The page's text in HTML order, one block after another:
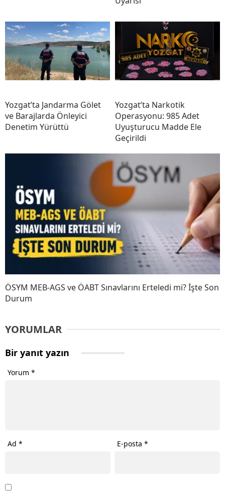
Yozgat’ta Jandarma Gölet
ve Barajlarda Önleyici
Denetim Yürüttü
Yozgat’ta Narkotik
Operasyonu: 985 Adet
Uyuşturucu Madde Ele
Geçirildi
ÖSYM MEB-AGS ve ÖABT Sınavlarını Erteledi mi? İşte Son
Durum
YORUMLAR
Bir yanıt yazın
Yorum *
Ad * E-posta*